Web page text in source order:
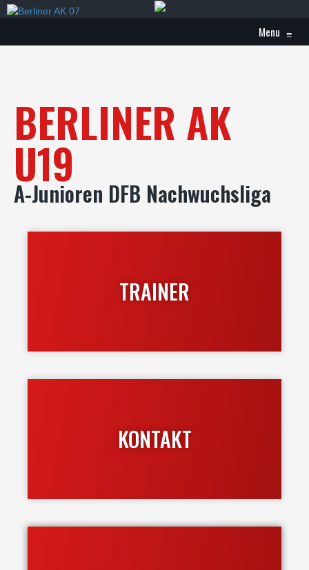
Menu ≡
BERLINER AK
U19
A-Junioren DFB Nachwuchsliga
TRAINER
KONTAKT